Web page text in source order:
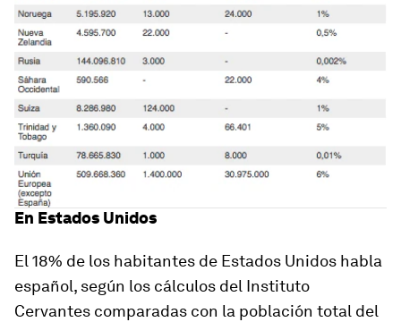
En Estados Unidos
El 18% de los habitantes de Estados Unidos habla
español, según los cálculos del Instituto
Cervantes comparadas con la población total del